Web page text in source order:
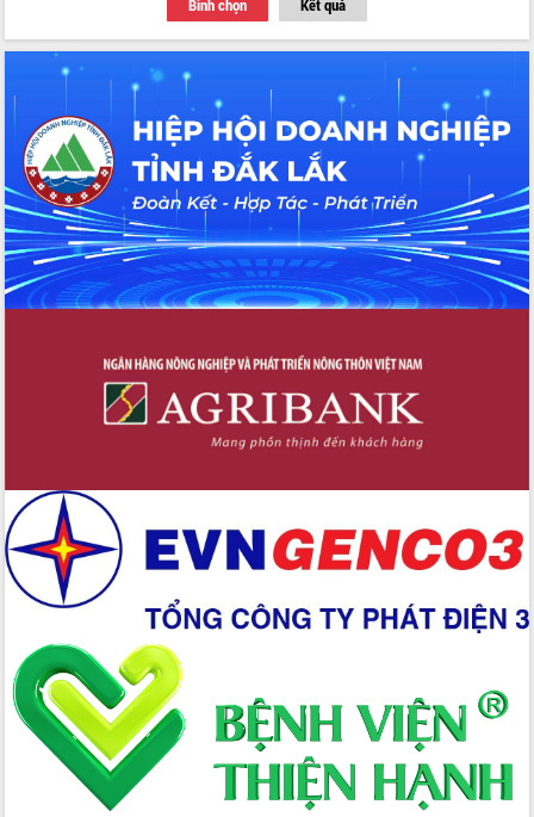
với Tập đoàn Bưu chính Viễn thông
Việt Nam
Thứ trưởng Bộ Y tế làm việc với tỉnh
Đắk Lắk về phát triển nhân lực y tế
cho trạm y tế cấp xã
Du lịch Đắk Lắk nâng tầm trải nghiệm
du khách thông qua Hệ thống cơ sở dữ
liệu và Bản đồ số
Tập huấn ứng dụng trí tuệ nhân tạo (AI)
trong thương mại điện tử năm 2026
Đoàn đại biểu Quốc hội tỉnh Đắk Lắk
trao đổi thông tin trước Kỳ họp thứ
Quyết liệt cải cách hành chính, khơi
thông nguồn lực phát triển
Nâng cao hiệu lực, hiệu quả HĐND
tỉnh thông qua hiện đại hóa hành chính
chuyển đổi số
Phó Chủ tịch Thường trực UBND tỉnh
Hồ Thị Nguyên Thảo làm việc tại Trung
tâm Phục vụ hành chính công xã Ea
Phê
Xây dựng nền hành chính số đồng
hành cùng nông dân dân, doanh nghiệp
Giai đoạn 2026-2030, Đắk Lắk phấn
đấu có 77% xã đạt chuẩn nông thôn
mới
Chuyển đổi số 'mở đường' cho nông
nghiệp Đắk Lắk tăng trưởng bứt phá
Triển khai đồng bộ đo đạc, lập hồ sơ
Bình chọn Kết quả